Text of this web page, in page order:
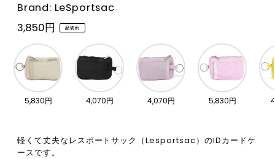
Brand: LeSportsac
3,850円 品切れ
5,830円 4,070円 4,070円 5,830円
軽くて丈夫なレスポートサック（Lesportsac）のIDカードケ
ースです。